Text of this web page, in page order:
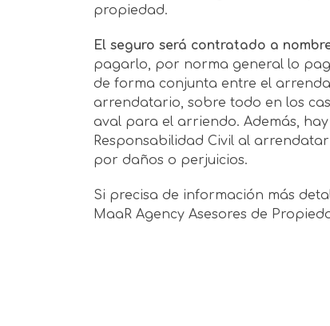
propiedad.
El seguro será contratado a
pagarlo, por norma general lo
de forma conjunta entre el
arrendatario, sobre todo en los
aval para el arriendo. Además,
Responsabilidad Civil al
por daños o perjuicios.
Si precisa de información más
MaaR Agency Asesores de